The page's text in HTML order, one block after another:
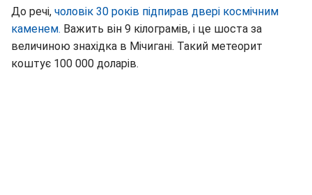
До речі, чоловік 30 років підпирав двері космічним
каменем. Важить він 9 кілограмів, і це шоста за
величиною знахідка в Мічигані. Такий метеорит
коштує 100 000 доларів.